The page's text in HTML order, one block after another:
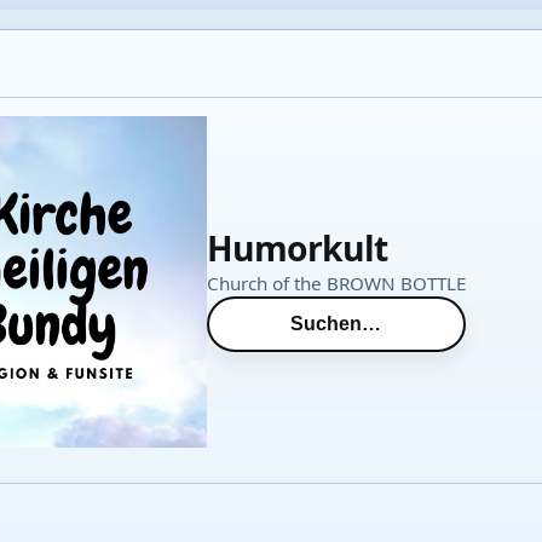
Humorkult
Church of the BROWN BOTTLE
Suchen…